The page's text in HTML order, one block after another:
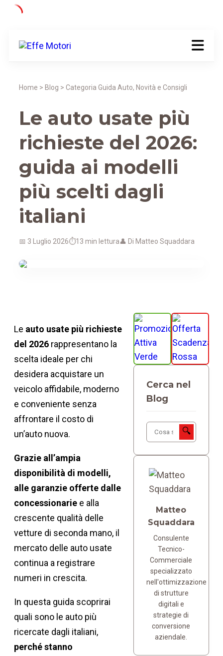
Home > Blog > Categoria Guida Auto, Novità e Consigli
Le auto usate più
richieste del 2026:
guida ai modelli
più scelti dagli
italiani
📅 3 Luglio 2026⏱️13 min lettura👤 Di Matteo Squaddara
Le auto usate più richieste
del 2026 rappresentano la
scelta ideale per chi
desidera acquistare un
veicolo affidabile, moderno
e conveniente senza
affrontare il costo di
un’auto nuova.
Grazie all’ampia
disponibilità di modelli,
alle garanzie offerte dalle
concessionarie e alla
crescente qualità delle
vetture di seconda mano, il
mercato delle auto usate
continua a registrare
numeri in crescita.
In questa guida scoprirai
quali sono le auto più
ricercate dagli italiani,
perché stanno
Cerca nel
Blog
🔍
Matteo
Squaddara
Consulente
Tecnico-
Commerciale
specializzato
nell'ottimizzazione
di strutture
digitali e
strategie di
conversione
aziendale.